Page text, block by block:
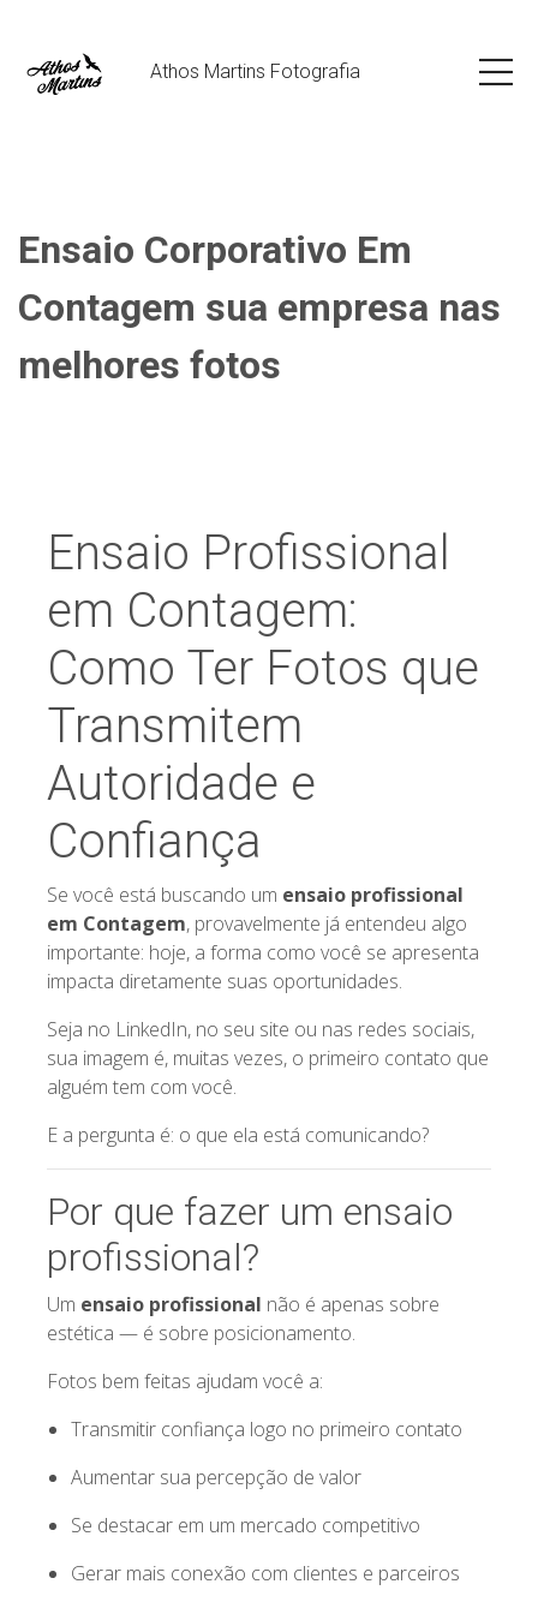
Athos Martins Fotografia
Ensaio Corporativo Em
Contagem sua empresa nas
melhores fotos
Ensaio Profissional
em Contagem:
Como Ter Fotos que
Transmitem
Autoridade e
Confiança
Se você está buscando um ensaio profissional
em Contagem, provavelmente já entendeu algo
importante: hoje, a forma como você se apresenta
impacta diretamente suas oportunidades.
Seja no LinkedIn, no seu site ou nas redes sociais,
sua imagem é, muitas vezes, o primeiro contato que
alguém tem com você.
E a pergunta é: o que ela está comunicando?
Por que fazer um ensaio
profissional?
Um ensaio profissional não é apenas sobre
estética — é sobre posicionamento.
Fotos bem feitas ajudam você a:
Transmitir confiança logo no primeiro contato
Aumentar sua percepção de valor
Se destacar em um mercado competitivo
Gerar mais conexão com clientes e parceiros